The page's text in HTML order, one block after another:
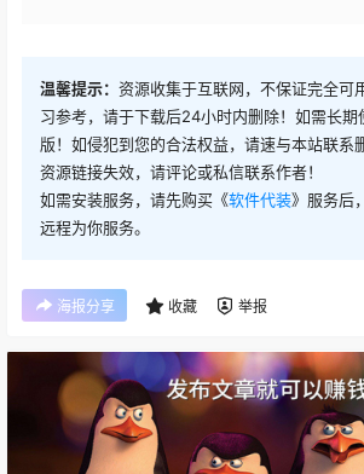
温馨提示： 资源收集于互联网，不保证完全可
习参考，请于下载后24小时内删除！如需长期
版！如侵犯到您的合法权益，请速与本站联系
资源链接失效，请评论或私信联系作者！
如需安装服务，请先购买《软件代装》服务后
远程为你服务。
海报分享 收藏 举报